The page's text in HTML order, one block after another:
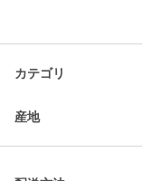
カテゴリ
産地